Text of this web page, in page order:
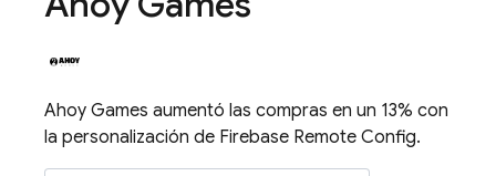
Ahoy Games aumentó las compras en un 13% con
la personalización de Firebase Remote Config.